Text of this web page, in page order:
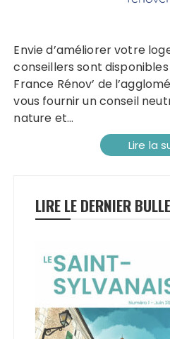
Envie d’améliorer votre logement ? Deux
conseillers sont
France Rénov’ de
vous fournir un conseil
nature et…
Lire la
LIRE LE DERNIER